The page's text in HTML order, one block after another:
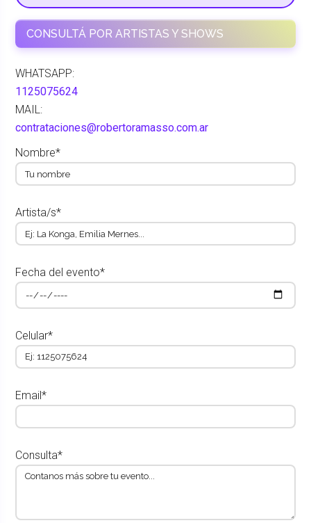
CONSULTÁ POR ARTISTAS Y SHOWS
WHATSAPP:
1125075624
MAIL:
contrataciones@robertoramasso.com.ar
Nombre*
Artista/s*
Fecha del evento*
Celular*
Email*
Consulta*